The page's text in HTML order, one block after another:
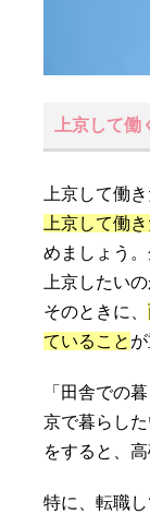
上京して
上京して働
上京して働
めましょう
上京したい
そのときに、
ていること
「田舎での
京で暮らし
をすると、
特に、転職